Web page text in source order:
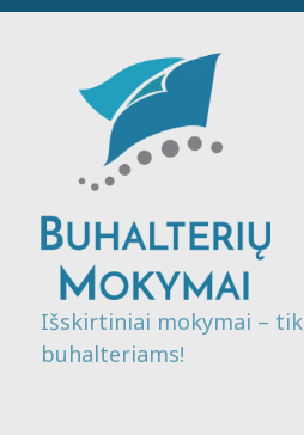
Išskirtiniai mokymai – tik
buhalteriams!